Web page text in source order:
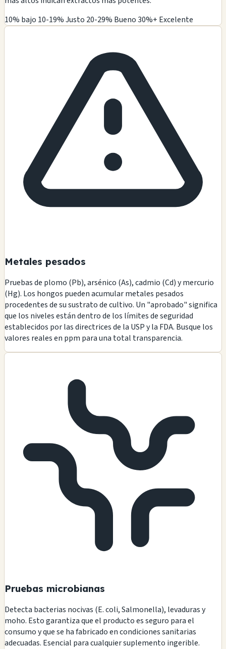
10% bajo 10-19% Justo 20-29% Bueno30%+ Excelente
Metales pesados
Pruebas de plomo (Pb), arsénico (As), cadmio (Cd) y mercurio
(Hg). Los hongos pueden acumular metales pesados
procedentes de su sustrato de cultivo. Un "aprobado" significa
que los niveles están dentro de los límites de seguridad
establecidos por las directrices de la USP y la FDA. Busque los
valores reales en ppm para una total transparencia.
Pruebas microbianas
Detecta bacterias nocivas (E. coli, Salmonella), levaduras y
moho. Esto garantiza que el producto es seguro para el
consumo y que se ha fabricado en condiciones sanitarias
adecuadas. Esencial para cualquier suplemento ingerible.